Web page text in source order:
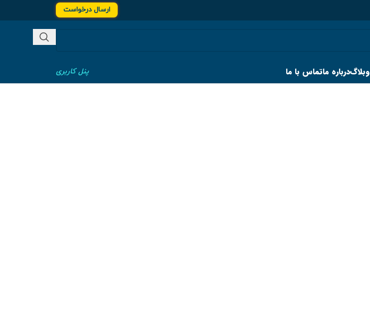
ارسال درخواست
وبلاگدرباره ماتماس با ما پنل کاربری